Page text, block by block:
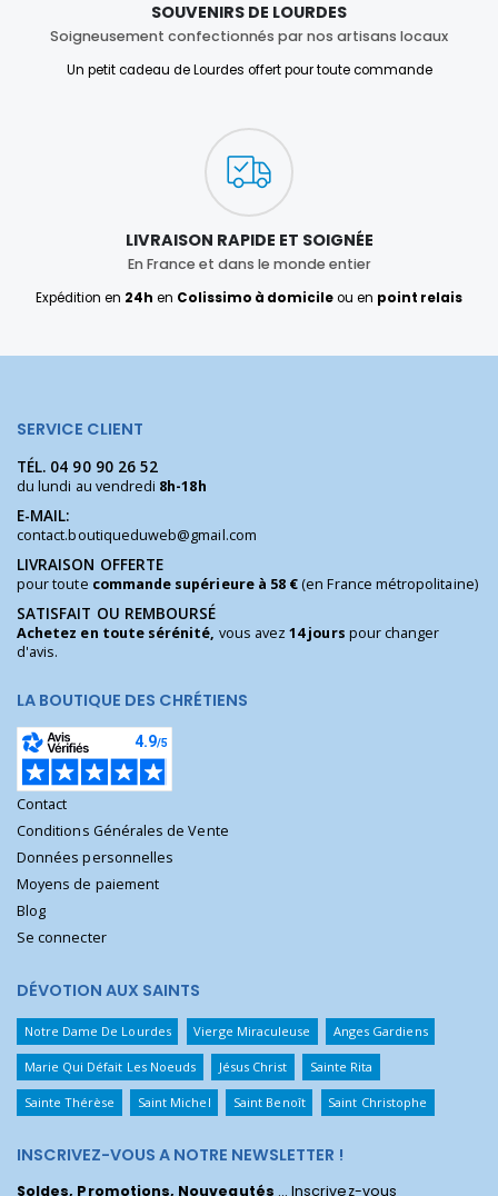
SOUVENIRS DE LOURDES
Soigneusement confectionnés par nos artisans locaux
Un petit cadeau de Lourdes offert pour toute commande
LIVRAISON RAPIDE ET SOIGNÉE
En France et dans le monde entier
Expédition en 24h en Colissimo à domicileou en point relais
SERVICE CLIENT
TÉL. 04 90 90 26 52
du lundi au vendredi 8h-18h
E-MAIL:
contact.boutiqueduweb@gmail.com
LIVRAISON OFFERTE
pour toute commande supérieure à 58 €(en France métropolitaine)
SATISFAIT OU REMBOURSÉ
Achetez en toute sérénité, vous avez14 jours pour changer
d'avis.
LA BOUTIQUE DES CHRÉTIENS
Contact
Conditions Générales de Vente
Données personnelles
Moyens de paiement
Blog
Se connecter
DÉVOTION AUX SAINTS
Notre Dame De Lourdes Vierge Miraculeuse Anges Gardiens
Marie Qui Défait Les Noeuds Jésus Christ Sainte Rita
Sainte Thérèse Saint Michel Saint Benoît Saint Christophe
INSCRIVEZ-VOUS A NOTRE NEWSLETTER !
Soldes, Promotions, Nouveautés ... Inscrivez-vous